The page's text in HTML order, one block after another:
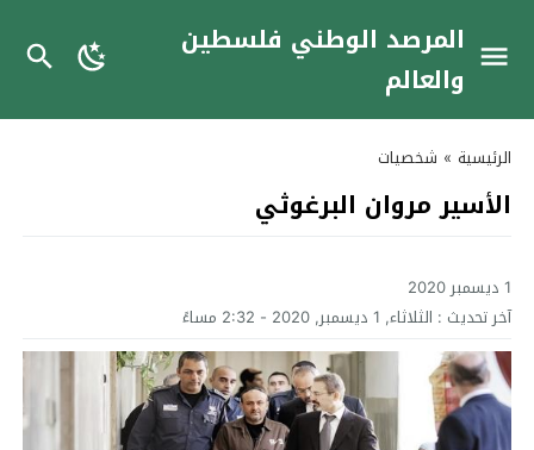
المرصد الوطني فلسطين
والعالم
الرئيسية » شخصيات
الأسير مروان البرغوثي
1 ديسمبر 2020
آخر تحديث : الثلاثاء, 1 ديسمبر, 2020 - 2:32 مساءً